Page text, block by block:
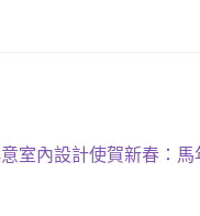
室內設計使賀新春：